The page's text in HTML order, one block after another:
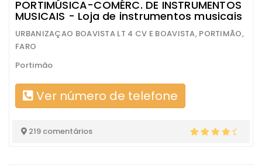
PORTIMÚSICA-COMÉRC. DE INSTRUMENTOS
MUSICAIS - Loja de instrumentos musicais
URBANIZAÇAO BOAVISTA LT 4 CV E BOAVISTA, PORTIMÃO,
FARO
Portimão
Ver número de telefone
219 comentários